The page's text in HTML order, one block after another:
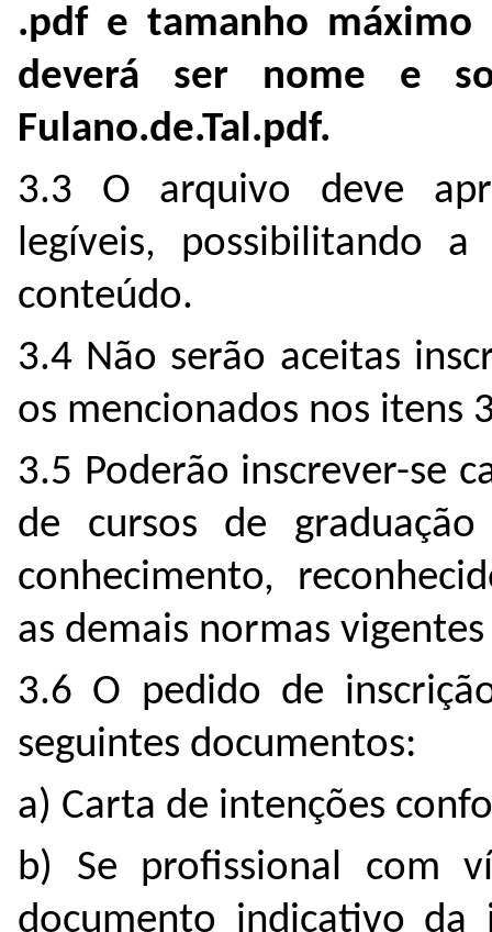
.pdf e tamanho
deverá ser nome e
Fulano.de.Tal.pdf.
3.3 O arquivo deve
legíveis, possibilitando
conteúdo.
3.4 Não serão aceitas
os mencionados nos itens
3.5 Poderão inscrever-se
de cursos de
conhecimento,
as demais normas vigentes
3.6 O pedido de
seguintes documentos:
a) Carta de intenções
b) Se profissional com
documento indicativo da